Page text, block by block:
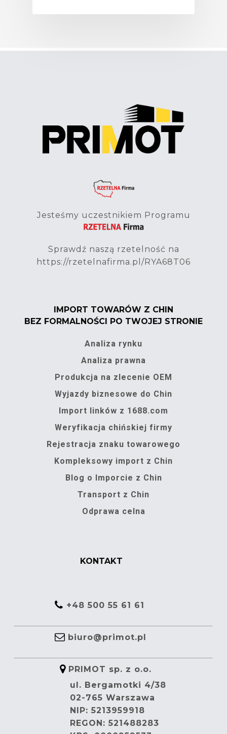
Jesteśmy uczestnikiem Programu
Sprawdź naszą rzetelność na
https://rzetelnafirma.pl/RYA68T06
IMPORT TOWARÓW Z CHIN
BEZ FORMALNOŚCI PO TWOJEJ STRONIE
Analiza rynku
Analiza prawna
Produkcja na zlecenie OEM
Wyjazdy biznesowe do Chin
Import linków z 1688.com
Weryfikacja chińskiej firmy
Rejestracja znaku towarowego
Kompleksowy import z Chin
Blog o Imporcie z Chin
Transport z Chin
Odprawa celna
KONTAKT
+48 500 55 61 61
biuro@primot.pl
PRIMOT sp. z o.o.
ul. Bergamotki 4/38
02-765 Warszawa
NIP: 5213959918
REGON: 521488283